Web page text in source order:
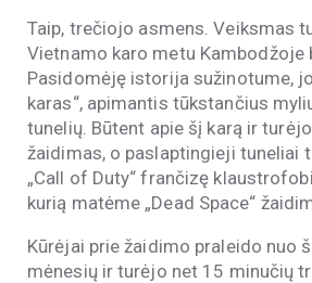
Taip, trečiojo asmens. Veiksmas
Vietnamo karo metu Kambodžoje
Pasidomėję istorija sužinotume,
karas“, apimantis tūkstančius
tunelių. Būtent apie šį karą ir
žaidimas, o paslaptingieji tuneliai
„Call of Duty“ frančizę
kurią matėme „Dead Space“
Kūrėjai prie žaidimo praleido nuo
mėnesių ir turėjo net 15 minučių